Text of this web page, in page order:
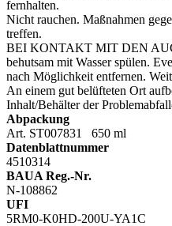
fernhalten.
Nicht rauchen. Maßnahmen
treffen.
BEI KONTAKT MIT DEN
behutsam mit Wasser spülen.
nach Möglichkeit entfernen.
An einem gut belüfteten Ort
Inhalt/Behälter der
Abpackung
Art. ST007831 650 ml
Datenblattnummer
4510314
BAUA Reg.-Nr.
N-108862
UFI
5RM0-K0HD-200U-YA1C